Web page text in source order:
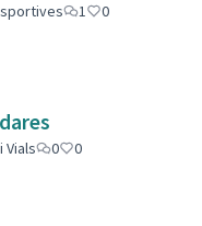
1
0
Vials 0
0